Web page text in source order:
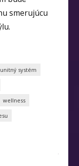
smerujúcu
systém
wellness